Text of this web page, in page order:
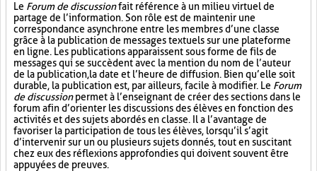
Le Forum de discussionfait référence à un milieu virtuel de
partage de l’information. Son rôle est de maintenir une
correspondance asynchrone entre les membres d’une classe
grâce à la publication de messages textuels sur une plateforme
en ligne. Les publications apparaissent sous forme de fils de
messages qui se succèdent avec la mention du nom de l’auteur
de la publication, la date et l’heure de diffusion. Bien qu’elle soit
durable, la publication est, par ailleurs, facile à modifier. Le Forum
de discussionpermet à l’enseignant de créer des sections dans le
forum afin d’orienter les discussions des élèves en fonction des
activités et des sujets abordés en classe. Il a l’avantage de
favoriser la participation de tous les élèves, lorsqu’il s’agit
d’intervenir sur un ou plusieurs sujets donnés, tout en suscitant
chez eux des réflexions approfondies qui doivent souvent être
appuyées de preuves.